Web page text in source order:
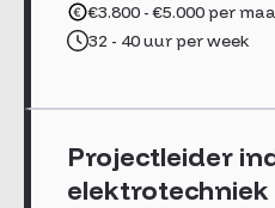
€3.800 - €5.000 per
32 - 40 uur per week
Projectleider
elektrotechniek